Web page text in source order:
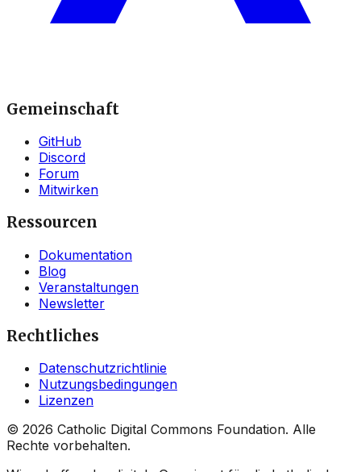
Gemeinschaft
GitHub
Discord
Forum
Mitwirken
Ressourcen
Dokumentation
Blog
Veranstaltungen
Newsletter
Rechtliches
Datenschutzrichtlinie
Nutzungsbedingungen
Lizenzen
© 2026 Catholic Digital Commons Foundation. Alle
Rechte vorbehalten.